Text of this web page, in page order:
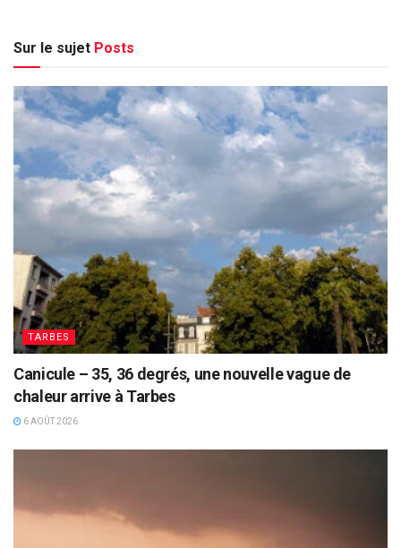
Sur le sujet Posts
TARBES
Canicule – 35, 36 degrés, une nouvelle vague de
chaleur arrive à Tarbes
6 AOÛT 2026